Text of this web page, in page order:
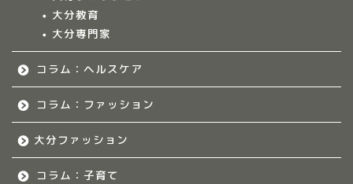
大分教育
大分専門家
コラム：ヘルスケア
コラム：ファッション
大分ファッション
コラム：子育て
いて
福岡ママのサークル